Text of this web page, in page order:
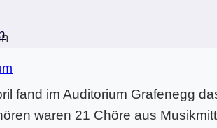
fand im Auditorium Grafenegg
waren 21 Chöre aus